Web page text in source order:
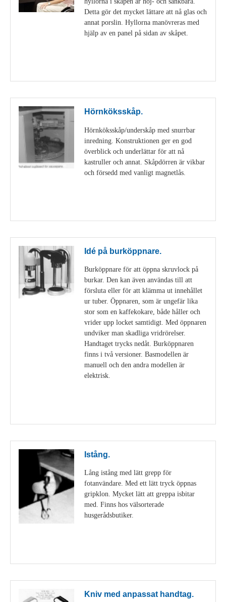
Detta gör det mycket lättare att nå glas och
annat porslin. Hyllorna manövreras med
hjälp av en panel på sidan av skåpet.
Hörnköksskåp.
Hörnköksskåp/underskåp med snurrbar
inredning. Konstruktionen ger en god
överblick och underlättar för att nå
kastruller och annat. Skåpdörren är vikbar
och försedd med vanligt magnetlås.
Idé på burköppnare.
Burköppnare för att öppna skruvlock på
burkar. Den kan även användas till att
försluta eller för att klämma ut innehållet
ur tuber. Öppnaren, som är ungefär lika
stor som en kaffekokare, både håller och
vrider upp locket samtidigt. Med öppnaren
undviker man skadliga vridrörelser.
Handtaget trycks nedåt. Burköppnaren
finns i två versioner. Basmodellen är
manuell och den andra modellen är
elektrisk.
Istång.
Lång istång med lätt grepp för
fotanvändare. Med ett lätt tryck öppnas
gripklon. Mycket lätt att greppa isbitar
med. Finns hos välsorterade
husgerådsbutiker.
Kniv med anpassat handtag.